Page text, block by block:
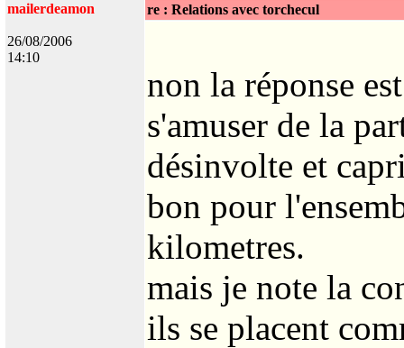
mailerdeamon
26/08/2006
14:10
re : Relations avec torchecul
non la réponse
s'amuser de la
désinvolte et
bon pour
kilometres.
mais je note la
ils se placent